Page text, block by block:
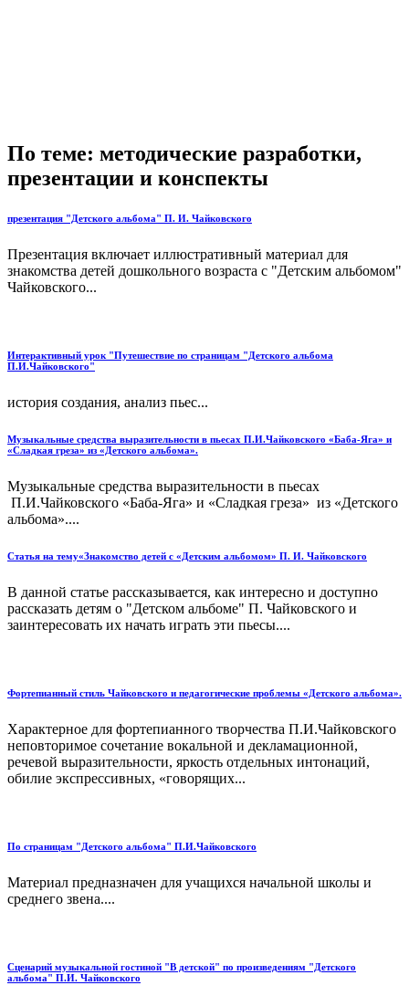
По теме: методические разработки,
презентации и конспекты
презентация "Детского альбома" П. И. Чайковского
Презентация включает иллюстративный материал для
знакомства детей дошкольного возраста с "Детским альбомом"
Чайковского...
Интерактивный урок "Путешествие по страницам "Детского альбома
П.И.Чайковского"
история создания, анализ пьес...
Музыкальные средства выразительности в пьесах П.И.Чайковского «Баба-Яга» и
«Сладкая греза» из «Детского альбома».
Музыкальные средства выразительности в пьесах
П.И.Чайковского «Баба-Яга» и «Сладкая греза» из «Детского
альбома»....
Статья на тему«Знакомство детей с «Детским альбомом» П. И. Чайковского
В данной статье рассказывается, как интересно и доступно
рассказать детям о "Детском альбоме" П. Чайковского и
заинтересовать их начать играть эти пьесы....
Фортепианный стиль Чайковского и педагогические проблемы «Детского альбома».
Характерное для фортепианного творчества П.И.Чайковского
неповторимое сочетание вокальной и декламационной,
речевой выразительности, яркость отдельных интонаций,
обилие экспрессивных, «говорящих...
По страницам "Детского альбома" П.И.Чайковского
Материал предназначен для учащихся начальной школы и
среднего звена....
Сценарий музыкальной гостиной "В детской" по произведениям "Детского
альбома" П.И. Чайковского